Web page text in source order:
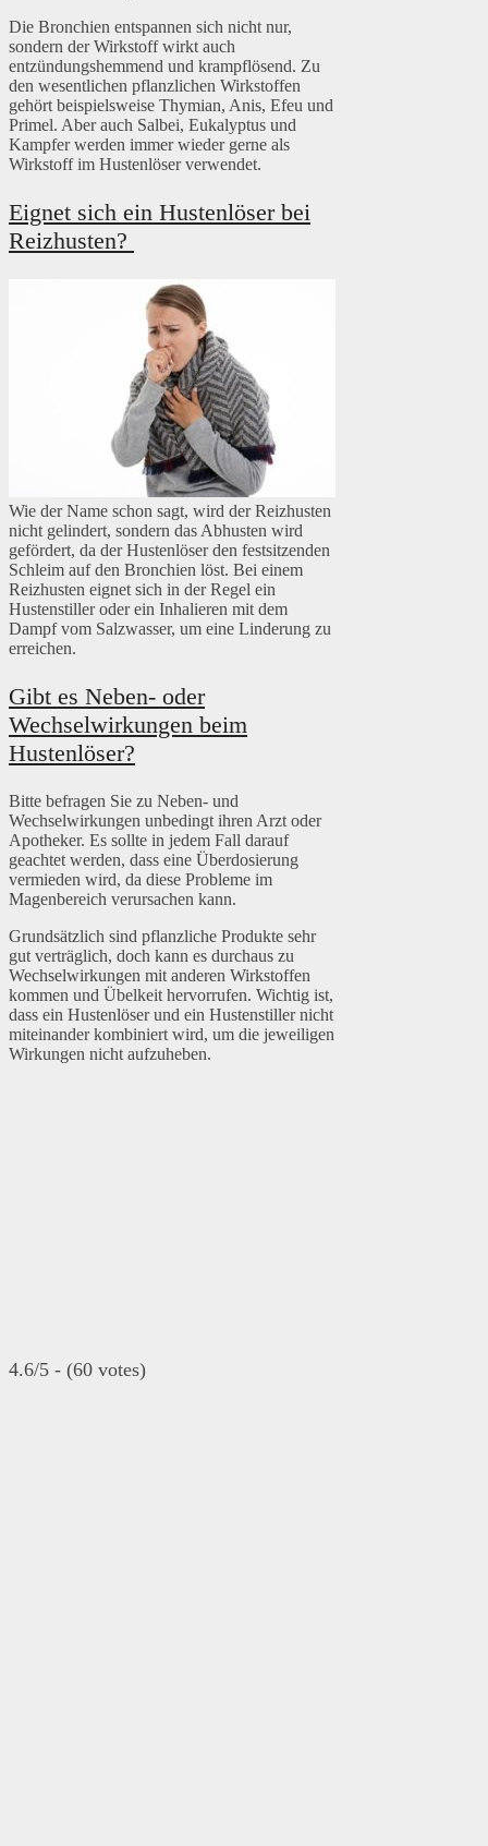
Die Bronchien entspannen sich nicht nur,
sondern der Wirkstoff wirkt auch
entzündungshemmend und krampflösend. Zu
den wesentlichen pflanzlichen Wirkstoffen
gehört beispielsweise Thymian, Anis, Efeu und
Primel. Aber auch Salbei, Eukalyptus und
Kampfer werden immer wieder gerne als
Wirkstoff im Hustenlöser verwendet.
Eignet sich ein Hustenlöser bei
Reizhusten?
Wie der Name schon sagt, wird der Reizhusten
nicht gelindert, sondern das Abhusten wird
gefördert, da der Hustenlöser den festsitzenden
Schleim auf den Bronchien löst. Bei einem
Reizhusten eignet sich in der Regel ein
Hustenstiller oder ein Inhalieren mit dem
Dampf vom Salzwasser, um eine Linderung zu
erreichen.
Gibt es Neben- oder
Wechselwirkungen beim
Hustenlöser?
Bitte befragen Sie zu Neben- und
Wechselwirkungen unbedingt ihren Arzt oder
Apotheker. Es sollte in jedem Fall darauf
geachtet werden, dass eine Überdosierung
vermieden wird, da diese Probleme im
Magenbereich verursachen kann.
Grundsätzlich sind pflanzliche Produkte sehr
gut verträglich, doch kann es durchaus zu
Wechselwirkungen mit anderen Wirkstoffen
kommen und Übelkeit hervorrufen. Wichtig ist,
dass ein Hustenlöser und ein Hustenstiller nicht
miteinander kombiniert wird, um die jeweiligen
Wirkungen nicht aufzuheben.
4.6/5 - (60 votes)